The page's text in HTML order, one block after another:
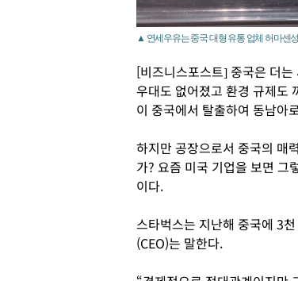
▲ 연세우유는 중국 대형 유통 업체 허마센
[비즈니스포스트] 중국은 더
우대도 없어졌고 환경 규제도
이 중국에서 탈출하여 동남아
하지만 공장으로서 중국의 매
가? 요즘 미국 기업을 보면 그
이다.
스타벅스는 지난해 중국에 3
(CEO)는 말한다.